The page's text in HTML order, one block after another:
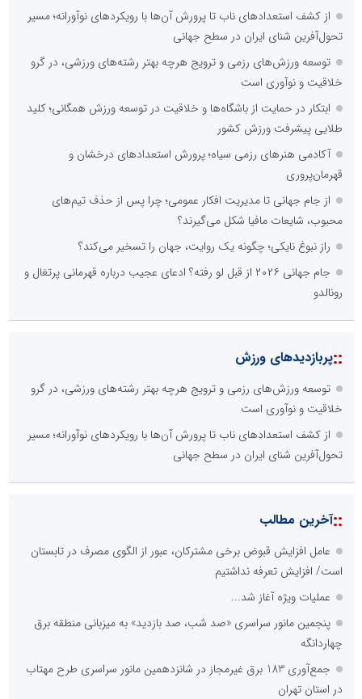
از کشف استعدادهای ناب تا پرورش آن‌ها با رویکردهای نوآورانه؛ مسیر
تحول‌آفرین شنای ایران در سطح جهانی
توسعه ورزش‌های رزمی و ترویج هرچه بهتر رشته‌های ورزشی، در گرو
خلاقیت و نوآوری است
ابتکار در حمایت از باشگاه‌ها و خلاقیت در توسعه ورزش همگانی؛ کلید
طلایی پیشرفت ورزش کشور
آکادمی هنرهای رزمی سیاه؛ پرورش استعدادهای درخشان و
قهرمان‌پروری
از جام جهانی تا مدیریت افکار عمومی؛ چرا پس از حذف تیم‌های
محبوب، شایعات مافیا شکل می‌گیرند؟
راز نبوغ نایکی؛ چگونه یک روایت، جهان را تسخیر می‌کند؟
جام جهانی ۲۰۲۶ از قبل لو رفته؟ ادعای عجیب درباره قهرمانی پرتغال و
رونالدو
::پربازدیدهای ورزش
توسعه ورزش‌های رزمی و ترویج هرچه بهتر رشته‌های ورزشی، در گرو
خلاقیت و نوآوری است
از کشف استعدادهای ناب تا پرورش آن‌ها با رویکردهای نوآورانه؛ مسیر
تحول‌آفرین شنای ایران در سطح جهانی
::آخرین مطالب
عامل افزایش قبوض برخی مشترکان، عبور از الگوی مصرف در تابستان
است/ افزایش تعرفه نداشتیم
عملیات ویژه آغاز شد...
پنجمین مانور سراسری «صد شب، صد بازدید» به میزبانی منطقه برق
چهاردانگه
جمع‌آوری 183 برق غیرمجاز در شانزدهمین مانور سراسری طرح مهتاب
در استان تهران